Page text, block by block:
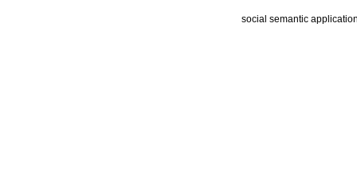
social semantic